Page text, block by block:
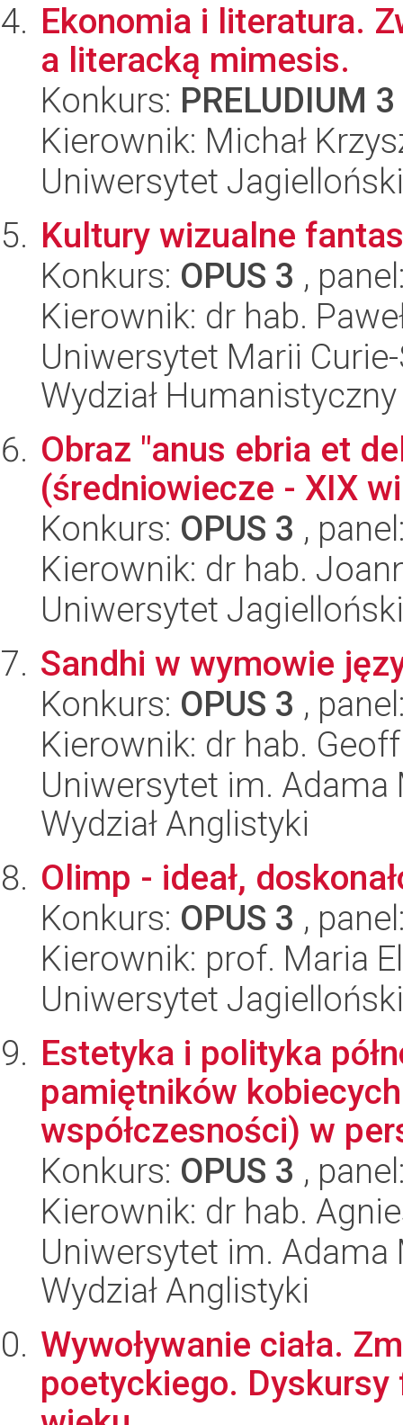
Ekonomia i literatura.
a literacką mimesis.
Konkurs: PRELUDIUM 3
Kierownik: Michał
Uniwersytet
Kultury wizualne
Konkurs: OPUS 3 ,
Kierownik: dr hab.
Uniwersytet Marii
Wydział Humanistyczny
Obraz "anus ebria et
(średniowiecze - XIX
Konkurs: OPUS 3 ,
Kierownik: dr hab.
Uniwersytet
Sandhi w wymowie
Konkurs: OPUS 3 ,
Kierownik: dr hab.
Uniwersytet im.
Wydział Anglistyki
Olimp - ideał,
Konkurs: OPUS 3 ,
Kierownik: prof. Maria
Uniwersytet
Estetyka i polityka
pamiętników
współczesności) w
Konkurs: OPUS 3 ,
Kierownik: dr hab.
Uniwersytet im.
Wydział Anglistyki
Wywoływanie ciała.
poetyckiego.